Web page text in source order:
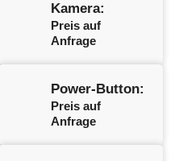
Kamera:
Preis auf
Anfrage
Power-Button:
Preis auf
Anfrage